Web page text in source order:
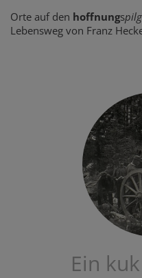
Orte auf den hoffnungs
Lebensweg von Franz
Ein